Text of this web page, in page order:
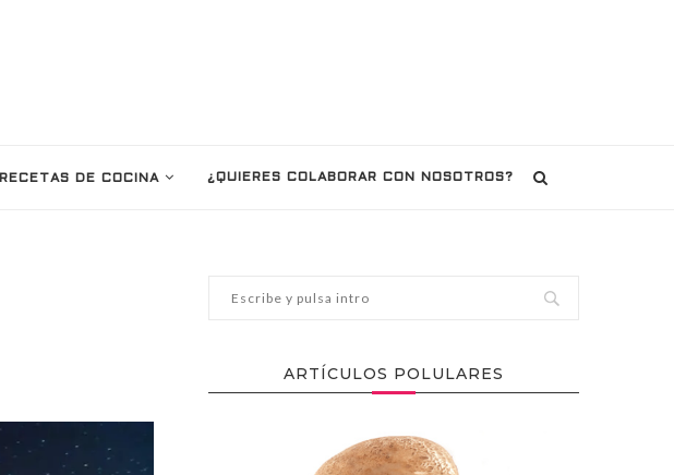
RECETAS DE COCINA ¿QUIERES COLABORAR CON NOSOTROS?
ARTÍCULOS POLULARES